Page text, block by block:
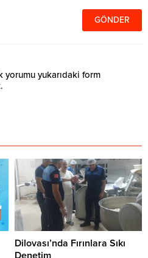
yorumu yukarıdaki form
Dilovası’nda Fırınlara Sıkı
Denetim